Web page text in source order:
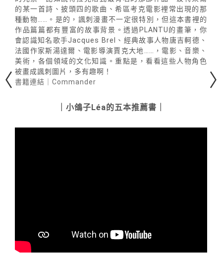
的某一首詩、披頭四的歌曲、希區考克電影裡常出現的那
種動物……。是的，諷刺漫畫不一定很特別，但這本書裡的
作品篇篇都有豐富的故事背景。透過PLANTU的畫筆，你
會認識知名歌手Jacques Brel、經典故事人物唐吉軻德、
法國作家斯湯達爾、電影導演賈克大地……，電影、音樂、
美術，各個領域的文化知識。重點是，看看這些人物角色
被畫成諷刺圖片，多有趣啊！
書籍連結｜Commander
｜小鴿子Léa的五本推薦書｜